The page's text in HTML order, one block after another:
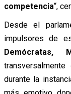
competencia“,
Desde el
impulsores de
Demócratas,
durante la